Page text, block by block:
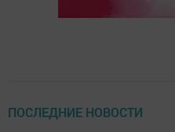
ПОСЛЕДНИЕ НОВОСТИ